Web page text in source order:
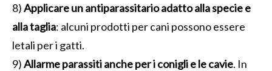
8)Applicare un antiparassitario adatto alla specie e
alla taglia: alcuni prodotti per cani possono essere
letali per i gatti.
9)Allarme parassiti anche per i conigli e le cavie. In